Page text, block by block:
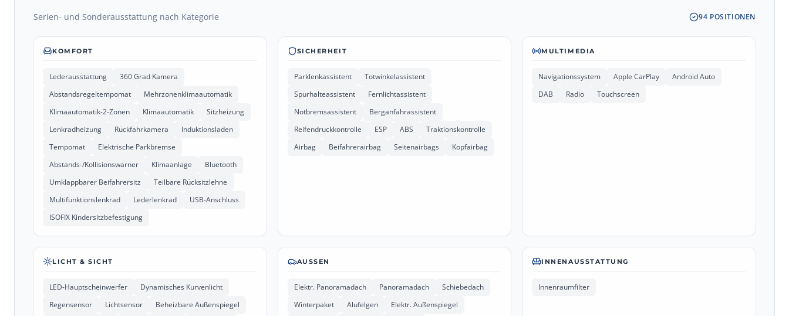
Serien- und Sonderausstattung nach Kategorie 94 POSITIONEN
KOMFORT
Lederausstattung
360 Grad Kamera
Abstandsregeltempomat
Mehrzonenklimaautomatik
Klimaautomatik-2-Zonen
Klimaautomatik
Sitzheizung
Lenkradheizung
Rückfahrkamera
Induktionsladen
Tempomat
Elektrische Parkbremse
Abstands-/Kollisionswarner
Klimaanlage
Bluetooth
Umklappbarer Beifahrersitz
Teilbare Rücksitzlehne
Multifunktionslenkrad
Lederlenkrad
USB-Anschluss
ISOFIX Kindersitzbefestigung
SICHERHEIT
Parklenkassistent
Totwinkelassistent
Spurhalteassistent
Fernlichtassistent
Notbremsassistent
Berganfahrassistent
Reifendruckkontrolle
ESP ABS
Traktionskontrolle
Airbag
Beifahrerairbag Seitenairbags Kopfairbag
MULTIMEDIA
Navigationssystem Apple CarPlay
Android Auto
DAB
Radio Touchscreen
LICHT & SICHT
LED-Hauptscheinwerfer
Dynamisches Kurvenlicht
Regensensor
Lichtsensor
Beheizbare Außenspiegel
AUSSEN
Elektr. Panoramadach Panoramadach
Schiebedach
Winterpaket
Alufelgen
Elektr. Außenspiegel
INNENAUSSTATTUNG
Innenraumfilter